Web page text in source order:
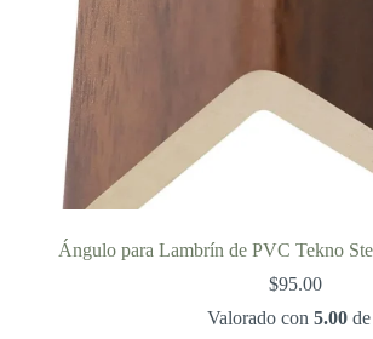
Ángulo para Lambrín de PVC Tekno
$95.00
Valorado con 5.00de